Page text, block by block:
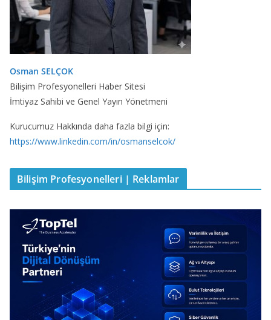
Osman SELÇOK
Bilişim Profesyonelleri Haber Sitesi
İmtiyaz Sahibi ve Genel Yayın Yönetmeni
Kurucumuz Hakkında daha fazla bilgi için:
https://www.linkedin.com/in/osmanselcok/
Bilişim Profesyonelleri | Reklamlar